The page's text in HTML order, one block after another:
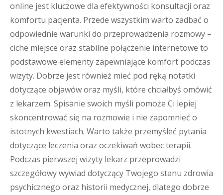
online jest kluczowe dla efektywności konsultacji oraz
komfortu pacjenta. Przede wszystkim warto zadbać o
odpowiednie warunki do przeprowadzenia rozmowy –
ciche miejsce oraz stabilne połączenie internetowe to
podstawowe elementy zapewniające komfort podczas
wizyty. Dobrze jest również mieć pod ręką notatki
dotyczące objawów oraz myśli, które chciałbyś omówić
z lekarzem. Spisanie swoich myśli pomoże Ci lepiej
skoncentrować się na rozmowie i nie zapomnieć o
istotnych kwestiach. Warto także przemyśleć pytania
dotyczące leczenia oraz oczekiwań wobec terapii.
Podczas pierwszej wizyty lekarz przeprowadzi
szczegółowy wywiad dotyczący Twojego stanu zdrowia
psychicznego oraz historii medycznej, dlatego dobrze